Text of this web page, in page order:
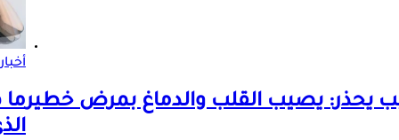
يحذر: يصيب القلب والدماغ بمرض خطير